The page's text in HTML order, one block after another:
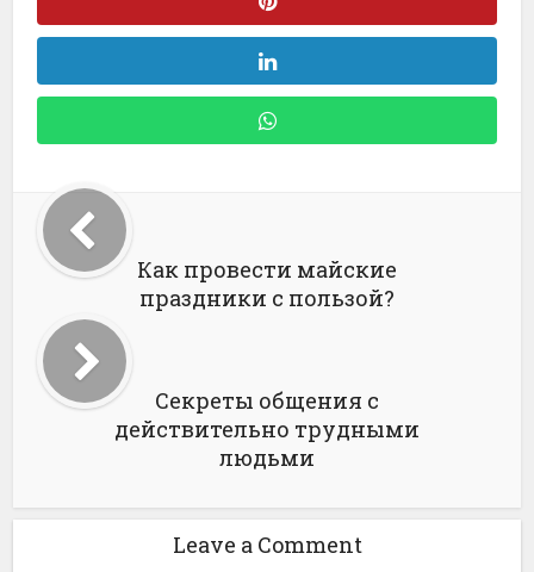
Как провести майские
праздники с пользой?
Секреты общения с
действительно трудными
людьми
Leave a Comment